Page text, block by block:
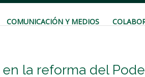
COMUNICACIÓN Y MEDIOS
la reforma del